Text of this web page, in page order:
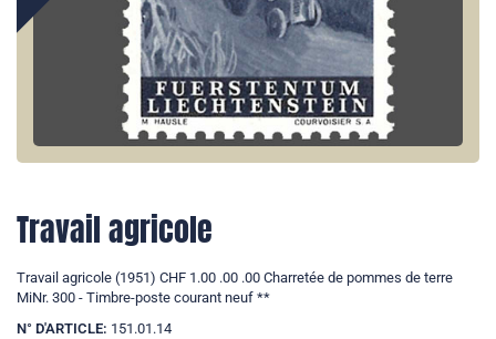
Travail agricole
Travail agricole (1951) CHF 1.00 .00 .00 Charretée de pommes de terre
MiNr. 300 - Timbre-poste courant neuf **
N° D'ARTICLE: 151.01.14